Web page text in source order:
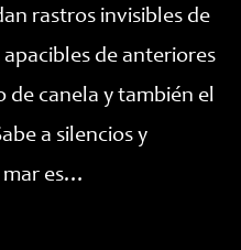
rastros invisibles de
de anteriores
de canela y también el
a silencios y
mar es…